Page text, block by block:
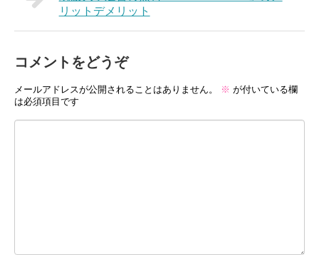
リットデメリット
コメントをどうぞ
メールアドレスが公開されることはありません。 ※ が付いている欄
は必須項目です